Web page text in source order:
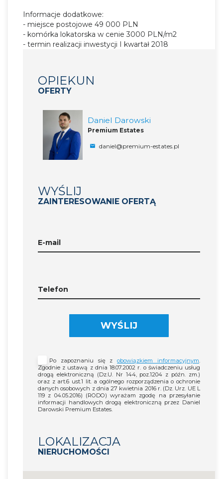
Informacje dodatkowe:
- miejsce postojowe 49 000 PLN
- komórka lokatorska w cenie 3000 PLN/m2
- termin realizacji inwestycji I kwartał 2018
OPIEKUN
OFERTY
Daniel Darowski
Premium Estates
daniel@premium-estates.pl
WYŚLIJ
ZAINTERESOWANIE OFERTĄ
E-mail
Telefon
WYŚLIJ
Po zapoznaniu się zobowiązkiem informacyjnym
Zgodnie z ustawą z dnia 18.07.2002 r. o świadczeniu usług
drogą elektroniczną (Dz.U. Nr 144, poz.1204 z późn. zm.)
oraz z art.6 ust.1 lit. a ogólnego rozporządzenia o ochronie
danych osobowych z dnia 27 kwietnia 2016 r. (Dz. Urz. UE L
119 z 04.05.2016) (RODO) wyrażam zgodę na przesyłanie
informacji handlowych drogą elektroniczną przez Daniel
Darowski Premium Estates.
LOKALIZACJA
NIERUCHOMOŚCI